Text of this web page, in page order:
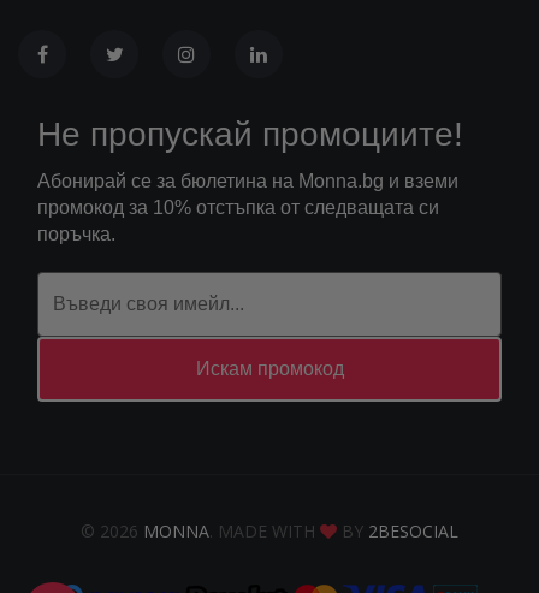
Не пропускай промоциите!
Абонирай се за бюлетина на Monna.bg и вземи
промокод за 10% отстъпка от следващата си
поръчка.
Искам промокод
© 2026 MONNA. MADE WITH BY 2BESOCIAL